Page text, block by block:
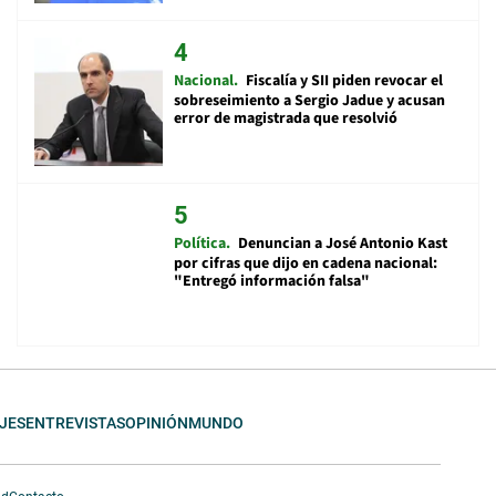
Nacional Fiscalía y SII piden revocar el
sobreseimiento a Sergio Jadue y acusan
error de magistrada que resolvió
Política Denuncian a José Antonio Kast
por cifras que dijo en cadena nacional:
"Entregó información falsa"
ENTREVISTASOPINIÓNMUNDO